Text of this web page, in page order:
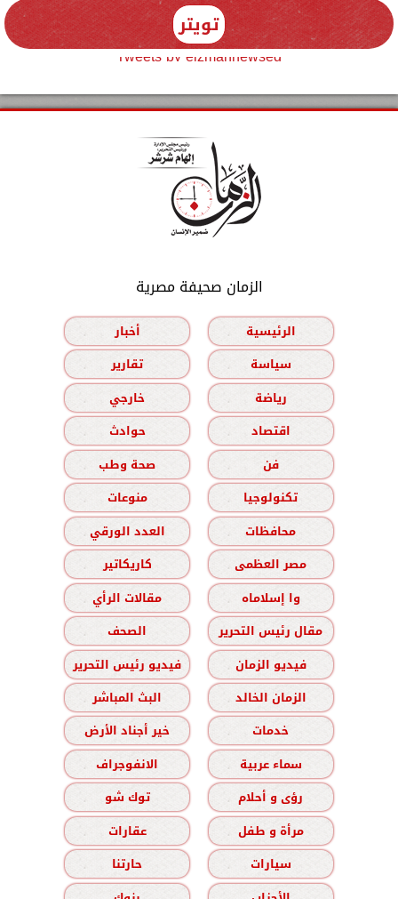
تويتر
Tweets by elzmannewseg
الزمان صحيفة مصرية
الرئيسية
أخبار
سياسة
تقارير
رياضة
خارجي
اقتصاد
حوادث
فن
صحة وطب
تكنولوجيا
منوعات
محافظات
العدد الورقي
مصر العظمى
كاريكاتير
وا إسلاماه
مقالات الرأي
مقال رئيس التحرير
الصحف
فيديو الزمان
فيديو رئيس التحرير
الزمان الخالد
البث المباشر
خدمات
خير أجناد الأرض
سماء عربية
الانفوجراف
رؤى و أحلام
توك شو
مرأة و طفل
عقارات
سيارات
حارتنا